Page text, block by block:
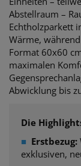
Abstellraum –
Echtholzparkett
Wärme,
Format 60x60
maximalen
Abwicklung bis
Die
■ Erstbezug:
exklusiven,